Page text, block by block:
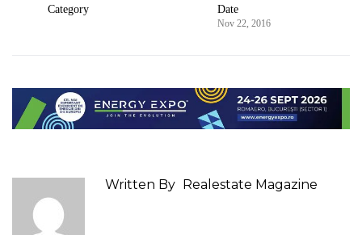
Category Date
Nov 22, 2016
Written By Realestate Magazine